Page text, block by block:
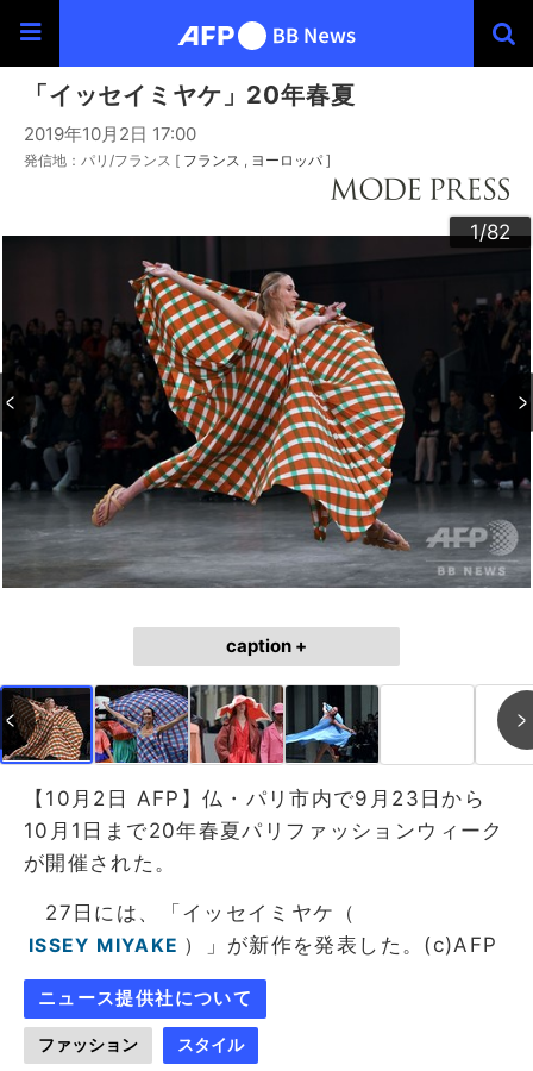
「イッセイミヤケ」20年春夏
2019年10月2日 17:00
発信地：パリ/フランス [ フランス ヨーロッパ ]
1/82
2/82
3/82
4/82
5/82
6/82
7/82
8/82
9/82
10/82
11/82
12/82
13/82
14/82
15/82
16/82
17/82
18/82
19/82
20/82
21/82
22/82
23/82
24/82
25/82
26/82
27/82
28/82
29/82
30/82
31/82
32/82
33/82
34/82
35/82
36/82
37/82
38/82
39/82
40/82
41/82
42/82
43/82
44/82
45/82
46/82
47/82
48/82
49/82
50/82
51/82
52/82
53/82
54/82
55/82
56/82
57/82
58/82
59/82
60/82
61/82
62/82
63/82
64/82
65/82
66/82
67/82
68/82
69/82
70/82
71/82
72/82
73/82
74/82
75/82
76/82
77/82
78/82
79/82
80/82
81/82
82/82
caption +
【10月2日 AFP】仏・パリ市内で9月23日から
10月1日まで20年春夏パリファッションウィーク
が開催された。
27日には、「イッセイミヤケ（
ISSEY MIYAKE ）」が新作を発表した。(c)AFP
ニュース提供社について
ファッション スタイル